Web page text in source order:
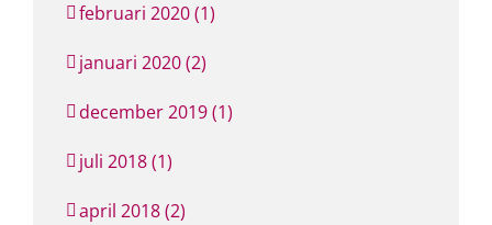
februari 2020 (1)
januari 2020 (2)
december 2019 (1)
juli 2018 (1)
april 2018 (2)